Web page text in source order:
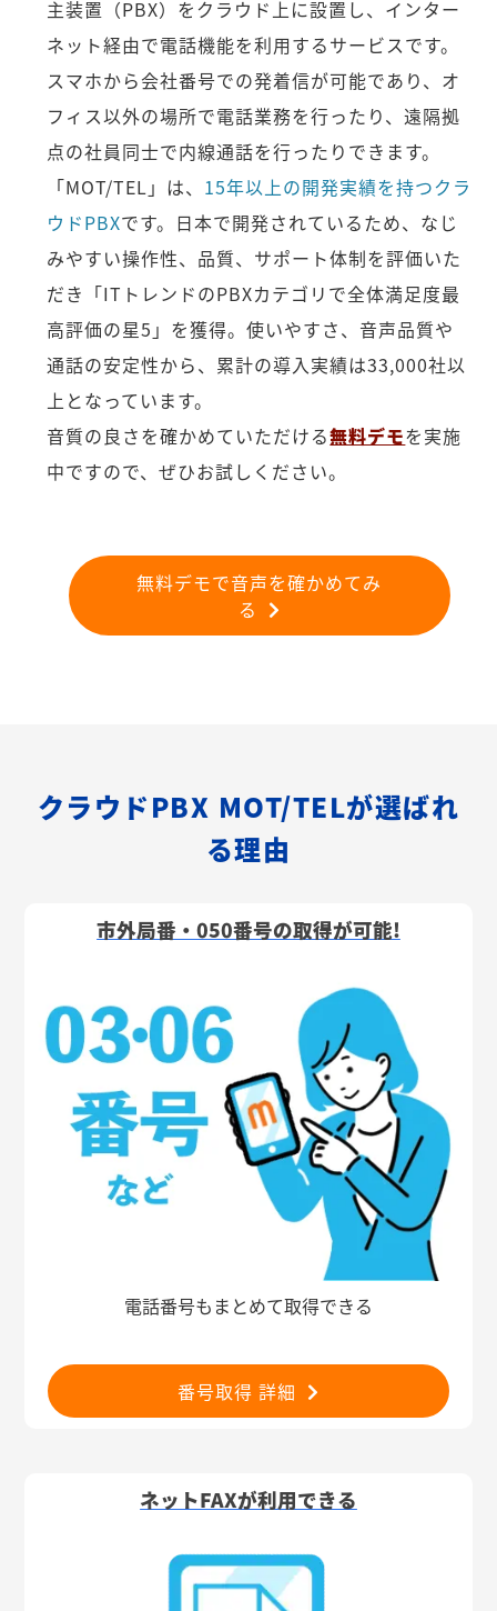
主装置（PBX）をクラウド上に設置し、インター
ネット経由で電話機能を利用するサービスです。
スマホから会社番号での発着信が可能であり、オ
フィス以外の場所で電話業務を行ったり、遠隔拠
点の社員同士で内線通話を行ったりできます。
「MOT/TEL」は、 15年以上の開発実績を持つクラ
ウドPBXです。日本で開発されているため、なじ
みやすい操作性、品質、サポート体制を評価いた
だき「ITトレンドのPBXカテゴリで全体満足度最
高評価の星5」を獲得。使いやすさ、音声品質や
通話の安定性から、累計の導入実績は33,000社以
上となっています。
音質の良さを確かめていただける無料デモを実施
中ですので、ぜひお試しください。
無料デモで音声を確かめてみ
る
クラウドPBX MOT/TELが選ばれ
る理由
市外局番・050番号の取得が可能!
電話番号もまとめて取得できる
番号取得 詳細
ネットFAXが利用できる